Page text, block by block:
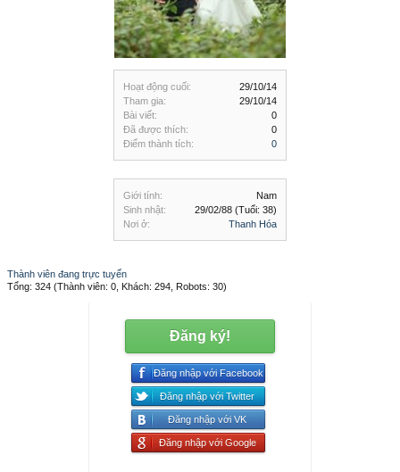
Hoạt động cuối:
29/10/14
Tham gia:
29/10/14
Bài viết:
0
Đã được thích:
0
Điểm thành tích:
0
Giới tính:
Nam
Sinh nhật:
29/02/88 (Tuổi: 38)
Nơi ở:
Thanh Hóa
Thành viên đang trực tuyến
Tổng: 324 (Thành viên: 0, Khách: 294, Robots: 30)
Đăng ký!
Đăng nhập với Facebook
Đăng nhập với Twitter
Đăng nhập với VK
Đăng nhập với Google